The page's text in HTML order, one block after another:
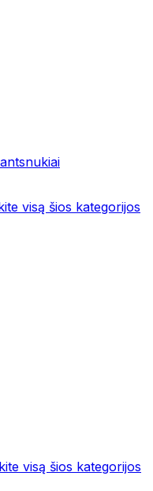
visą šios kategorijos
visą šios kategorijos